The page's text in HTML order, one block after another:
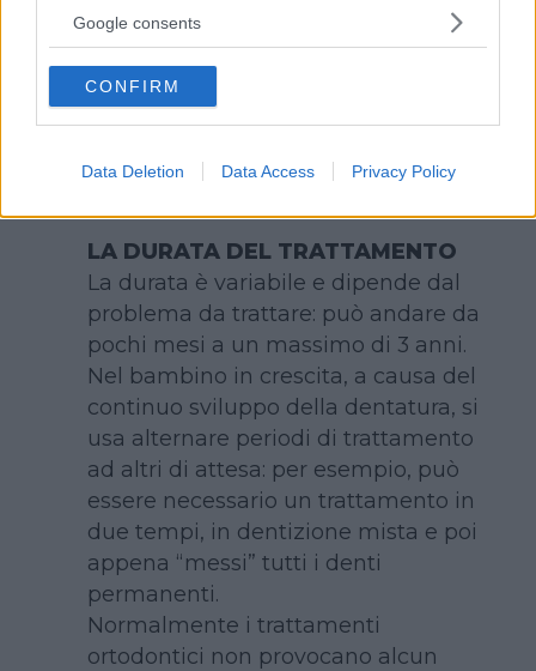
not limited to your visit or usage behaviour. You may click to
use your data for below specified purposes in below Google
consent section.
Google consents
CONFIRM
Data Deletion Data Access Privacy Policy
É molto importante esaminare i
denti del bambino mentre i denti
definitivi crescono. L’
Americana e Italiana di Ortodonzia
bimbo alla prima visita
LA DURATA DEL TRATTAMENTO
La durata è variabile e dipende dal
problema da trattare: può andare da
pochi mesi a un massimo di 3 anni.
Nel bambino in crescita, a causa del
continuo sviluppo della dentatura, si
usa alternare periodi di trattamento
ad altri di attesa: per esempio, può
essere necessario un trattamento in
due tempi, in dentizione mista e poi
appena “messi” tutti i denti
permanenti.
Normalmente i trattamenti
ortodontici non provocano alcun